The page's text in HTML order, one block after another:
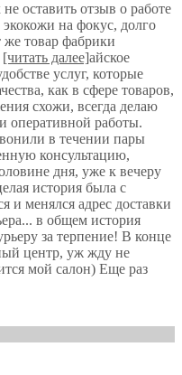
оставить отзыв о работе
на фокус, долго
товар фабрики
[читать далее]айское
услуг, которые
как в сфере товаров,
схожи, всегда делаю
оперативной работы.
в течении пары
консультацию,
дня, уже к вечеру
история была с
и менялся адрес доставки
в общем история
за терпение! В конце
центр, уж жду не
мой салон) Еще раз